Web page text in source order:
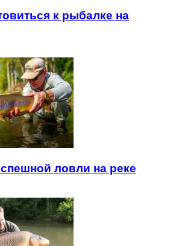
к рыбалке на
ловли на реке